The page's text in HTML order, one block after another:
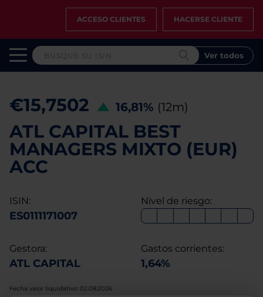
ACCESO CLIENTES HACERSE CLIENTE
Ver todos
€15,7502 16,81% (12m)
ATL CAPITAL BEST
MANAGERS MIXTO (EUR)
ACC
ISIN:
ES0111171007
Nivel de riesgo:
Gestora:
ATL CAPITAL
Gastos corrientes:
1,64%
Fecha valor liquidativo: 02.08.2026